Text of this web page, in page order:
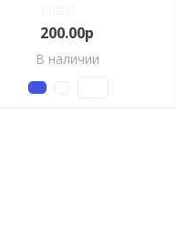
200.00р
В наличии